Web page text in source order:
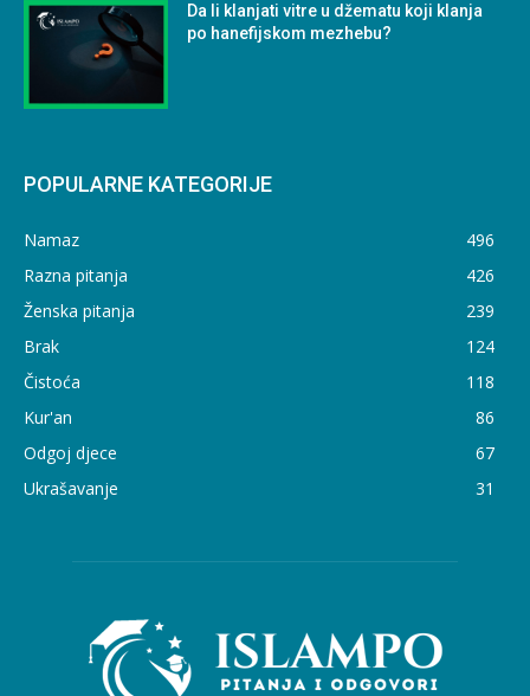
Da li klanjati vitre u džematu koji klanja
po hanefijskom mezhebu?
POPULARNE KATEGORIJE
Namaz
496
Razna pitanja
426
Ženska pitanja
239
Brak
124
Čistoća
118
Kur'an
86
Odgoj djece
67
Ukrašavanje
31